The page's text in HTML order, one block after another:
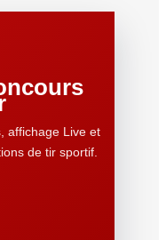
affichage Live et
de tir sportif.